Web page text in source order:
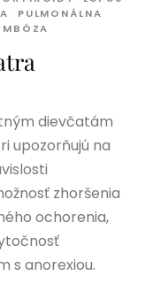
PULMONÁLNA
dievčatám
upozorňujú na
zhoršenia
ochorenia,
s anorexiou.